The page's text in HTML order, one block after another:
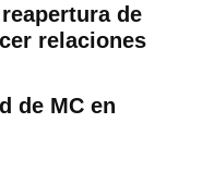
de
relaciones
de MC en